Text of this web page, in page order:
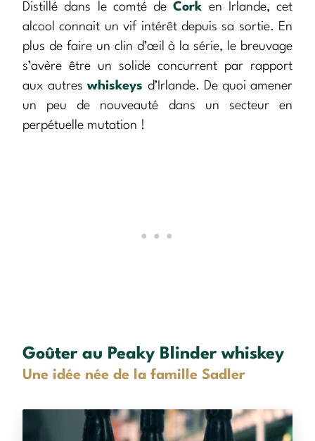
Distillé dans le comté deCork en Irlande, cet
alcool connait un vif intérêt depuis sa sortie. En
plus de faire un clin d’œil à la série, le breuvage
s’avère être un solide concurrent par rapport
aux autreswhiskeys d’Irlande. De quoi amener
un peu de nouveauté dans un secteur en
perpétuelle mutation !
Goûter au Peaky Blinder whiskey
Une idée née de la famille Sadler